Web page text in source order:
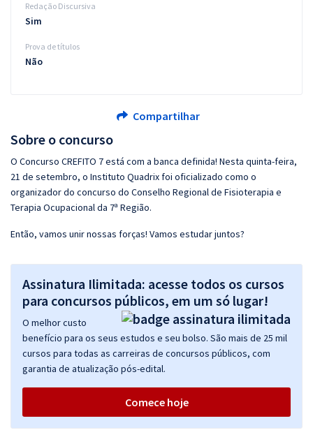
Sobre o concurso
O Concurso CREFITO 7 está com a banca definida! Nesta quinta-feira,
21 de setembro, o Instituto Quadrix foi oficializado como o
organizador do concurso do Conselho Regional de Fisioterapia e
Terapia Ocupacional da 7ª Região.
Então, vamos unir nossas forças! Vamos estudar juntos?
Assinatura Ilimitada: acesse todos os cursos
para concursos públicos, em um só lugar!
O melhor custo
benefício para os seus estudos e seu bolso. São mais de 25 mil
cursos para todas as carreiras de concursos públicos, com
garantia de atualização pós-edital.
Comece hoje
Redação Discursiva
Sim
Prova de títulos
Não
Compartilhar